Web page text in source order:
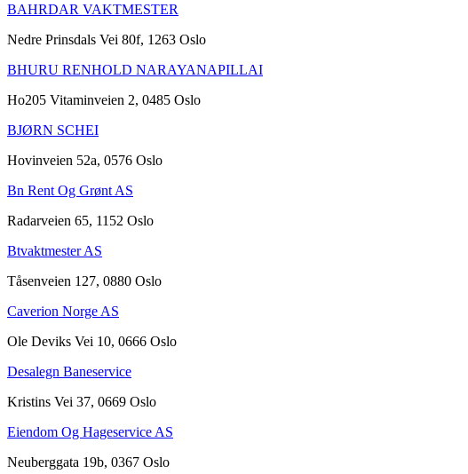
BAHRDAR VAKTMESTER
Nedre Prinsdals Vei 80f, 1263 Oslo
BHURU RENHOLD NARAYANAPILLAI
Ho205 Vitaminveien 2, 0485 Oslo
BJØRN SCHEI
Hovinveien 52a, 0576 Oslo
Bn Rent Og Grønt AS
Radarveien 65, 1152 Oslo
Btvaktmester AS
Tåsenveien 127, 0880 Oslo
Caverion Norge AS
Ole Deviks Vei 10, 0666 Oslo
Desalegn Baneservice
Kristins Vei 37, 0669 Oslo
Eiendom Og Hageservice AS
Neuberggata 19b, 0367 Oslo